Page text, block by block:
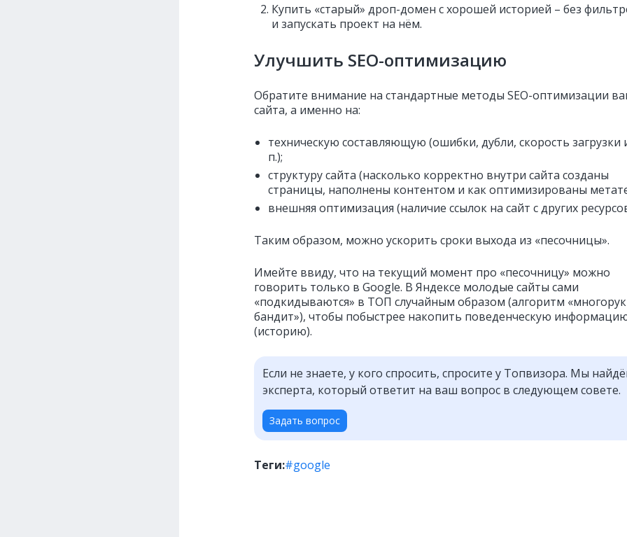
Купить «старый» дроп-домен с хорошей историей – без
и запускать проект на нём.
Улучшить SEO-оптимизацию
Обратите внимание на стандартные методы SEO-оптимизации
сайта, а именно на:
техническую составляющую (ошибки, дубли, скорость загрузки
п.);
структуру сайта (насколько корректно внутри сайта созданы
страницы, наполнены контентом и как оптимизированы
внешняя оптимизация (наличие ссылок на сайт с других
Таким образом, можно ускорить сроки выхода из «песочницы».
Имейте ввиду, что на текущий момент про «песочницу» можно
говорить только в Google. В Яндексе молодые сайты сами
«подкидываются» в ТОП случайным образом (алгоритм
бандит»), чтобы побыстрее накопить поведенческую
(историю).
Если не знаете, у кого спросить, спросите у Топвизора. Мы
эксперта, который ответит на ваш вопрос в следующем совете.
Задать вопрос
Теги:#google